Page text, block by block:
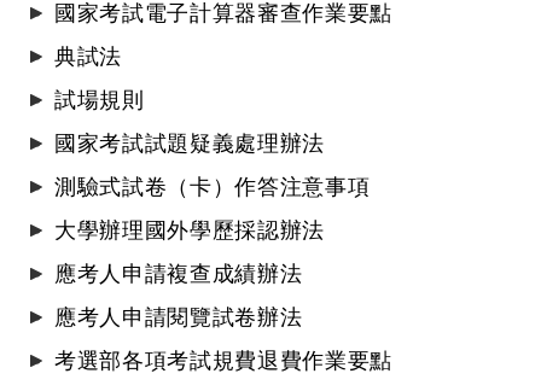
國家考試電子計算器審查作業要點
典試法
試場規則
國家考試試題疑義處理辦法
測驗式試卷（卡）作答注意事項
大學辦理國外學歷採認辦法
應考人申請複查成績辦法
應考人申請閱覽試卷辦法
考選部各項考試規費退費作業要點